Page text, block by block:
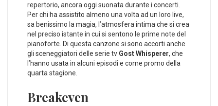
repertorio, ancora oggi suonata durante i concerti.
Per chi ha assistito almeno una volta ad un loro live,
sa benissimo la magia, l’atmosfera intima che si crea
nel preciso istante in cui si sentono le prime note del
pianoforte. Di questa canzone si sono accorti anche
gli sceneggiatori delle serie tv Gost Whisperer, che
l’hanno usata in alcuni episodi e come promo della
quarta stagione.
Breakeven